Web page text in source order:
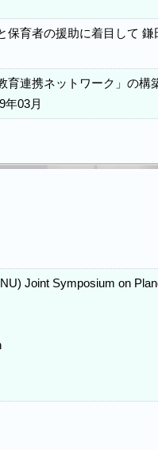
育者の援助に着目して
連携ネットワーク」の構
年03月
Joint Symposium on